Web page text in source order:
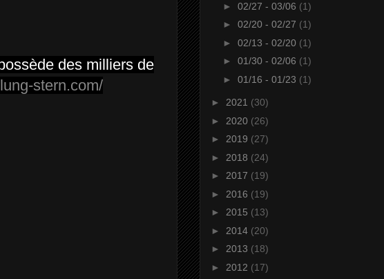
des milliers de
stern.com/
► 02/27 - 03/06 (1)
► 02/20 - 02/27 (1)
► 02/13 - 02/20 (1)
► 01/30 - 02/06 (1)
► 01/16 - 01/23 (1)
► 2021 (30)
► 2020 (26)
► 2019 (27)
► 2018 (24)
► 2017 (19)
► 2016 (19)
► 2015 (13)
► 2014 (20)
► 2013 (18)
► 2012 (17)